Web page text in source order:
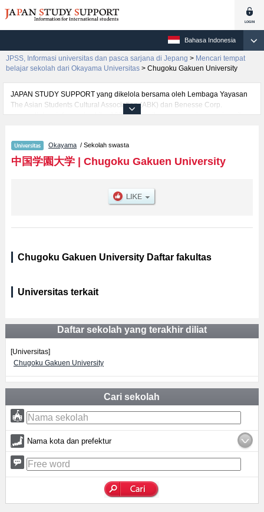
Bahasa Indonesia
JPSS, Informasi universitas dan pasca sarjana di Jepang > Mencari tempat
belajar sekolah dari Okayama Universitas > Chugoku Gakuen University
JAPAN STUDY SUPPORT yang dikelola bersama oleh Lembaga Yayasan
The Asian Students Cultural Association (ABK) dan Benesse Corp.
menyediakan informasi sekitar 1300 universitas, pascasarjana, universitas
informasi per fakultas seperti , serta berbagai informasi yang berguna bagi
mahasiswa(i) mancanegara seperti kuota untuk jumlah pendaftar dan
jumlah kelulusan ujian masuk mahasiswa(i) mancanegara, informasi
Okayama / Sekolah swasta
中国学園大学| Chugoku Gakuen University
Chugoku Gakuen University Daftar fakultas
Universitas terkait
Daftar sekolah yang terakhir diliat
[Universitas]
Chugoku Gakuen University
Cari sekolah
Nama kota dan prefektur